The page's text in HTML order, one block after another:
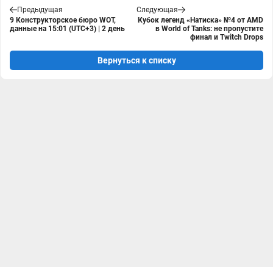
Предыдущая
9 Конструкторское бюро WOT,
данные на 15:01 (UTC+3) | 2 день
Следующая
Кубок легенд «Натиска» №4 от AMD
в World of Tanks: не пропустите
финал и Twitch Drops
Вернуться к списку